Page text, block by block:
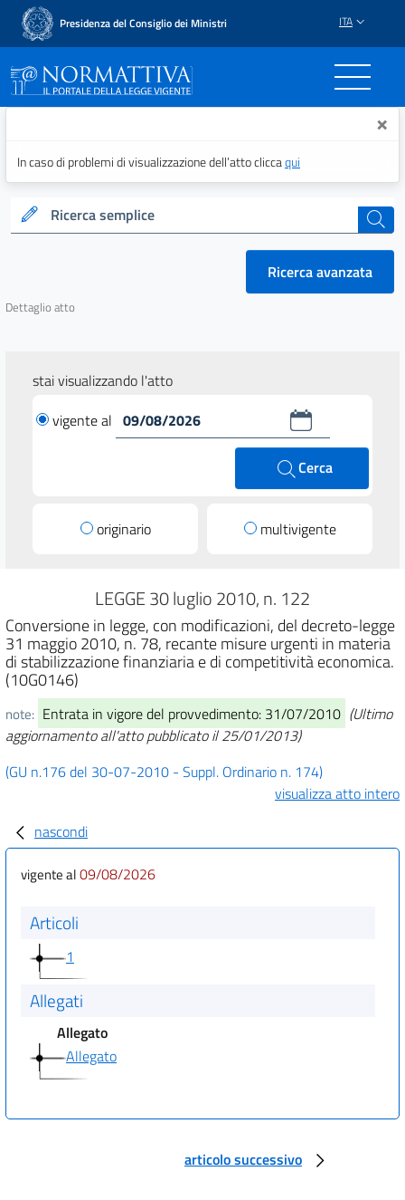
Presidenza del Consiglio dei Ministri ITA
Normattiva - Il portale ×
In caso di problemi di visualizzazione dell’atto cliccaqui
Ricerca semplice cerca
Ricerca avanzata
Dettaglio atto
stai visualizzando l'atto
vigente al
Cerca
originario multivigente
LEGGE 30 luglio 2010, n. 122
Conversione in legge, con modificazioni, del decreto-legge
31 maggio 2010, n. 78, recante misure urgenti in materia
di stabilizzazione finanziaria e di competitività economica.
(10G0146)
note: Entrata in vigore del provvedimento: 31/07/2010 (Ultimo
aggiornamento all'atto pubblicato il 25/01/2013)
(GU n.176 del 30-07-2010 - Suppl. Ordinario n. 174)
visualizza atto intero
nascondi
vigente al09/08/2026
Articoli
1
Allegati
Allegato
Allegato
articolo successivo